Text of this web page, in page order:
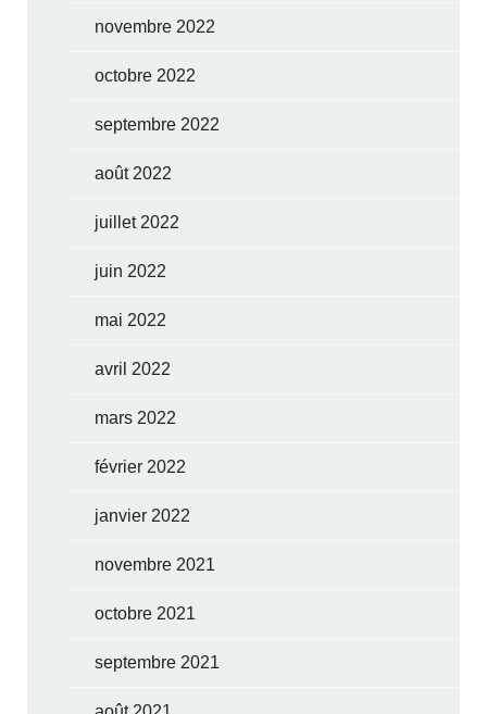
novembre 2022
octobre 2022
septembre 2022
août 2022
juillet 2022
juin 2022
mai 2022
avril 2022
mars 2022
février 2022
janvier 2022
novembre 2021
octobre 2021
septembre 2021